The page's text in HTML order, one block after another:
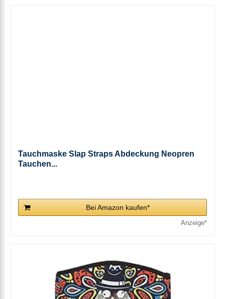
Tauchmaske Slap Straps Abdeckung Neopren
Tauchen...
Bei Amazon kaufen*